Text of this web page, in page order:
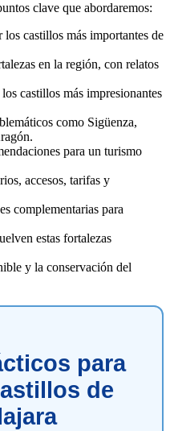
clave que abordaremos:
castillos más importantes de
en la región, con relatos
castillos más impresionantes
como Sigüenza,
para un turismo
accesos, tarifas y
complementarias para
estas fortalezas
y la conservación del
para
de